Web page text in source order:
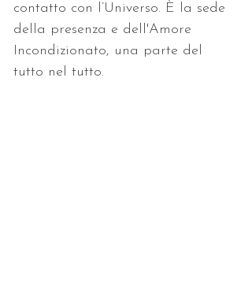
contatto con l’Universo. È la sede
della presenza e dell'Amore
Incondizionato, una parte del
tutto nel tutto.